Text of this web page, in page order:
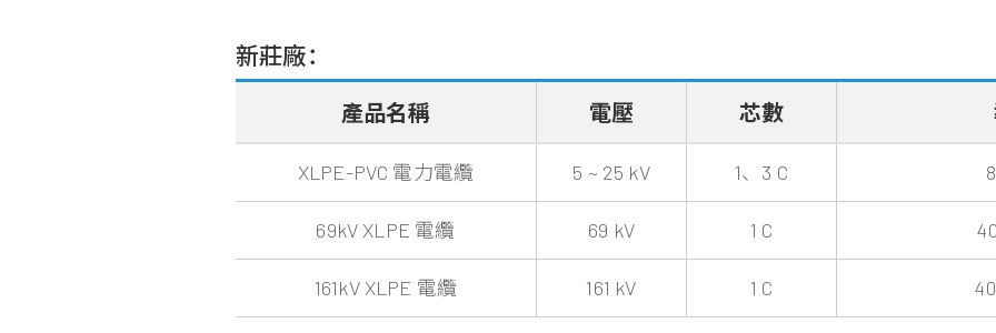
新莊廠：
產品名稱 電壓 芯數
XLPE-PVC 電力電纜 5 ~ 25 kV 1、3 C
69kV XLPE 電纜 69 kV 1 C
161kV XLPE 電纜 161 kV 1 C